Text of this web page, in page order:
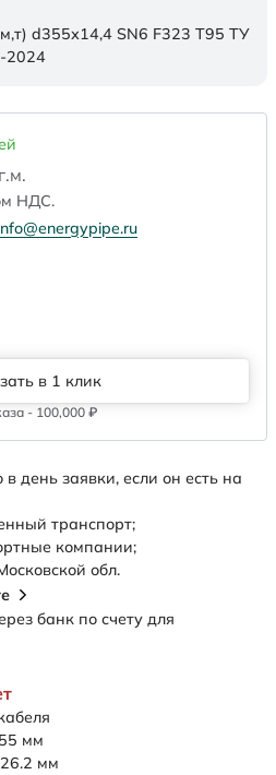
d355х14,4 SN6 F323 Т95 ТУ
2024
мм
мм
НДС.
в 1 клик
- 100,000 ₽
день заявки, если он есть на
транспорт;
компании;
обл.
банк по счету для